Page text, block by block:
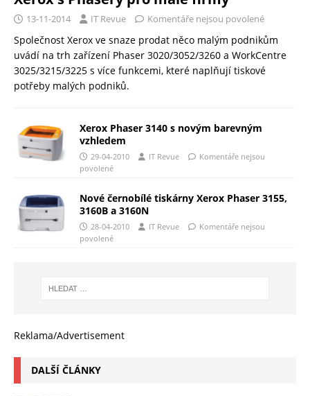
13-11-2014 IT Revue Komentáře nejsou povolené
Společnost Xerox ve snaze prodat něco malým podnikům
uvádí na trh zařízení Phaser 3020/3052/3260 a WorkCentre
3025/3215/3225 s více funkcemi, které naplňují tiskové
potřeby malých podniků.
Xerox Phaser 3140 s novým barevným
vzhledem
29-04-2010 IT Revue
Komentáře nejsou
povolené
Nové černobílé tiskárny Xerox Phaser 3155,
3160B a 3160N
28-04-2010 IT Revue
Komentáře nejsou
povolené
Reklama/Advertisement
DALŠÍ ČLÁNKY